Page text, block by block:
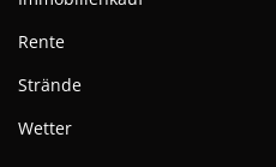
Rente
Strände
Wetter